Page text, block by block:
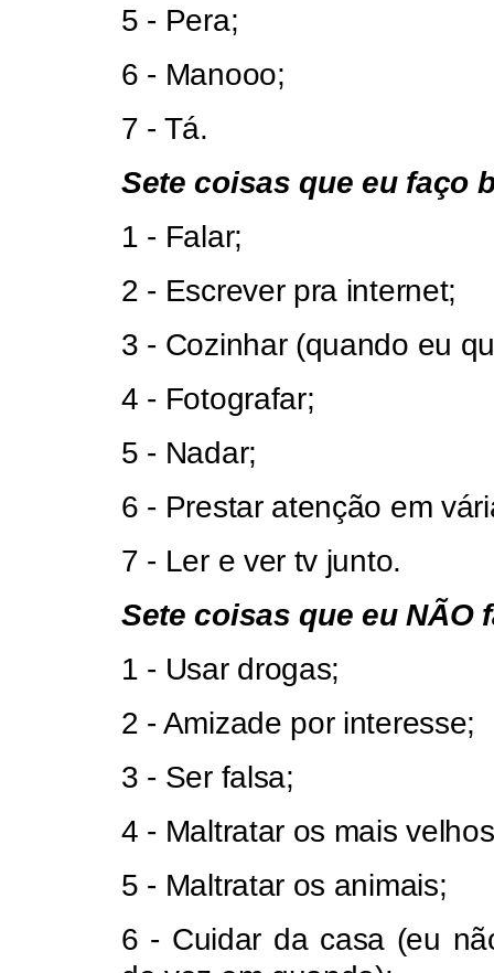
5 - Pera;
6 - Manooo;
7 - Tá.
Sete coisas que eu faço
1 - Falar;
2 - Escrever pra internet;
3 - Cozinhar (quando eu
4 - Fotografar;
5 - Nadar;
6 - Prestar atenção em
7 - Ler e ver tv junto.
Sete coisas que eu NÃO
1 - Usar drogas;
2 - Amizade por interesse;
3 - Ser falsa;
4 - Maltratar os mais
5 - Maltratar os animais;
6 - Cuidar da casa (eu